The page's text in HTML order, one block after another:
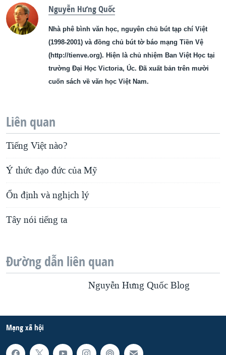
Nguyễn Hưng Quốc
Nhà phê bình văn học, nguyên chủ bút tạp chí Việt
(1998-2001) và đồng chủ bút tờ báo mạng Tiền Vệ
(http://tienve.org). Hiện là chủ nhiệm Ban Việt Học tại
trường Đại Học Victoria, Úc. Đã xuất bản trên mười
cuốn sách về văn học Việt Nam.
Liên quan
Tiếng Việt nào?
Ý thức đạo đức của Mỹ
Ổn định và nghịch lý
Tây nói tiếng ta
Đường dẫn liên quan
Nguyễn Hưng Quốc Blog
Mạng xã hội